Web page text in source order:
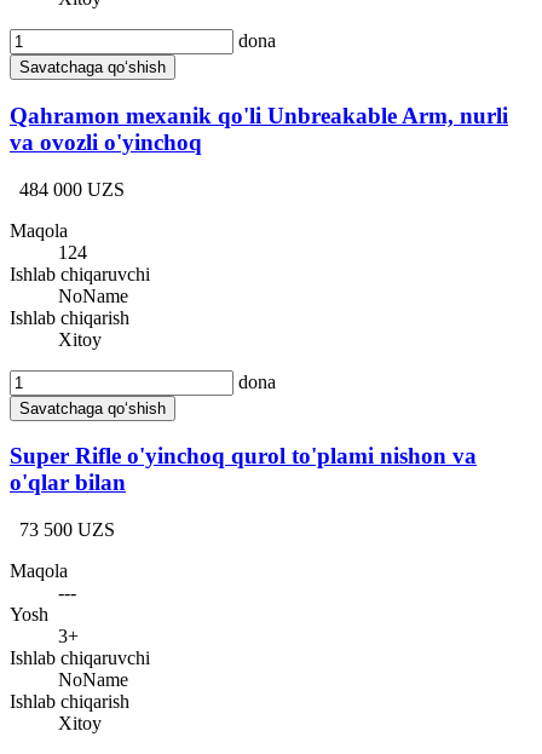
dona
Savatchaga qo‘shish
Qahramon mexanik qo'li Unbreakable Arm, nurli
va ovozli o'yinchoq
484 000 UZS
Maqola
124
Ishlab chiqaruvchi
NoName
Ishlab chiqarish
Xitoy
dona
Savatchaga qo‘shish
Super Rifle o'yinchoq qurol to'plami nishon va
o'qlar bilan
73 500 UZS
Maqola
---
Yosh
3+
Ishlab chiqaruvchi
NoName
Ishlab chiqarish
Xitoy